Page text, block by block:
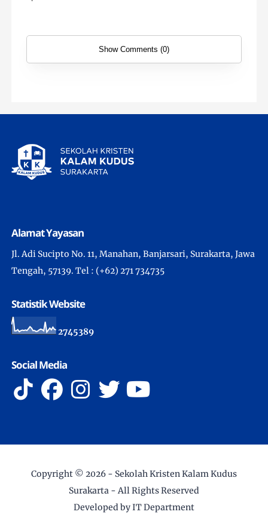
Show Comments (0)
Alamat Yayasan
Jl. Adi Sucipto No. 11, Manahan, Banjarsari, Surakarta, Jawa
Tengah, 57139. Tel : (+62) 271 734735
Statistik Website
2745389
Social Media
Copyright © 2026 - Sekolah Kristen Kalam Kudus
Surakarta - All Rights Reserved
Developed by IT Department